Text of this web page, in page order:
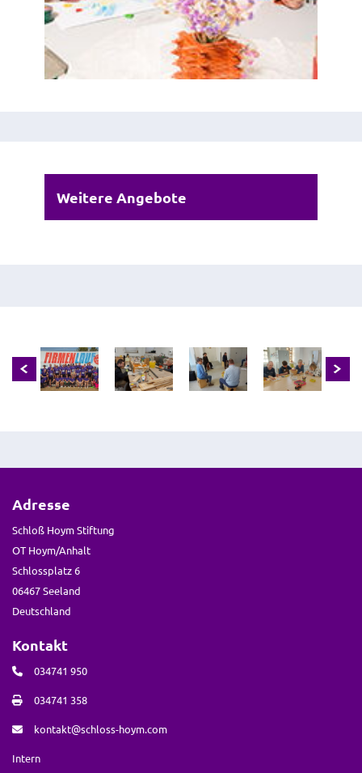
Weitere Angebote
Adresse
Schloß Hoym Stiftung
OT Hoym/Anhalt
Schlossplatz 6
06467 Seeland
Deutschland
Kontakt
034741 950
034741 358
kontakt@schloss-hoym.com
Intern